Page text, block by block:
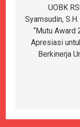
UOBK
Syamsudin,
“Mutu Award
Apresiasi
Berkinerja